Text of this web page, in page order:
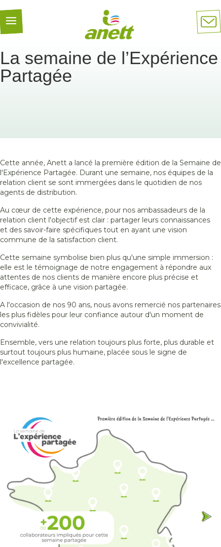
La semaine de l’Expérience
Partagée
Cette année, Anett a lancé la première édition de la Semaine de
l'Expérience Partagée. Durant une semaine, nos équipes de la
relation client se sont immergées dans le quotidien de nos
agents de distribution.
Au cœur de cette expérience, pour nos ambassadeurs de la
relation client l'objectif est clair : partager leurs connaissances
et des savoir-faire spécifiques tout en ayant une vision
commune de la satisfaction client.
Cette semaine symbolise bien plus qu'une simple immersion :
elle est le témoignage de notre engagement à répondre aux
attentes de nos clients de manière encore plus précise et
efficace, grâce à une vision partagée.
A l'occasion de nos 90 ans, nous avons remercié nos partenaires
les plus fidèles pour leur confiance autour d'un moment de
convivialité.
Ensemble, vers une relation toujours plus forte, plus durable et
surtout toujours plus humaine, placée sous le signe de
l'excellence partagée.